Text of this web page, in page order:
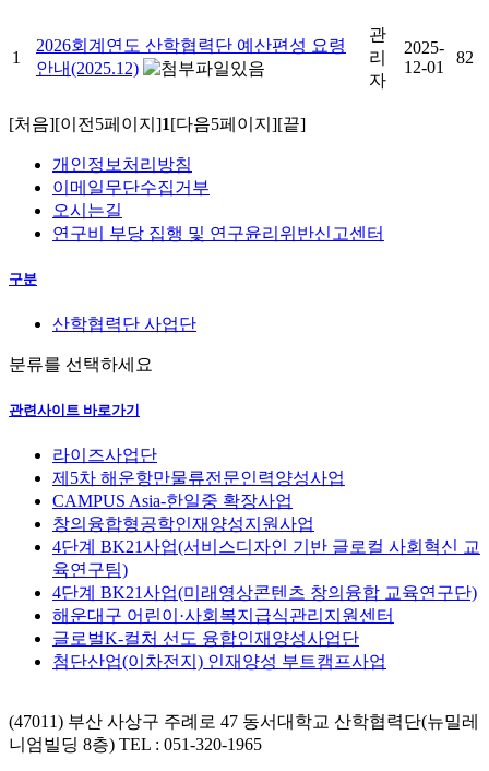
1
2026회계연도 산학협력단 예산편성 요령
안내(2025.12)
관
리
자
2025-
12-01
82
[처음][이전5페이지]1[다음5페이지][끝]
개인정보처리방침
이메일무단수집거부
오시는길
연구비 부당 집행 및 연구윤리위반신고센터
구분
산학협력단 사업단
분류를 선택하세요
관련사이트 바로가기
라이즈사업단
제5차 해운항만물류전문인력양성사업
CAMPUS Asia-한일중 확장사업
창의융합형공학인재양성지원사업
4단계 BK21사업(서비스디자인 기반 글로컬 사회혁신 교
육연구팀)
4단계 BK21사업(미래영상콘텐츠 창의융합 교육연구단)
해운대구 어린이·사회복지급식관리지원센터
글로벌K-컬처 선도 융합인재양성사업단
첨단산업(이차전지) 인재양성 부트캠프사업
(47011) 부산 사상구 주례로 47 동서대학교 산학협력단(뉴밀레
니엄빌딩 8층) TEL : 051-320-1965